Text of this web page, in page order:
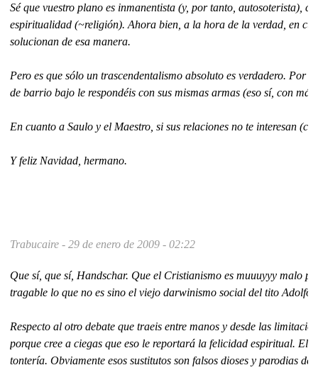
Sé que vuestro plano es inmanentista (y, por tanto, autosoterista),
espiritualidad (~religión). Ahora bien, a la hora de la verdad, en
solucionan de esa manera.
Pero es que sólo un trascendentalismo absoluto es verdadero.
de barrio bajo le respondéis con sus mismas armas (eso sí, con
En cuanto a Saulo y el Maestro, si sus relaciones no te interesan
Y feliz Navidad, hermano.
Trabucaire - 29 de enero de 2009 - 02:22
Que sí, que sí, Handschar. Que el Cristianismo es muuuyyy malo
tragable lo que no es sino el viejo darwinismo social del tito
Respecto al otro debate que traeis entre manos y desde las
porque cree a ciegas que eso le reportará la felicidad espiritual. El
tontería. Obviamente esos sustitutos son falsos dioses y parodias